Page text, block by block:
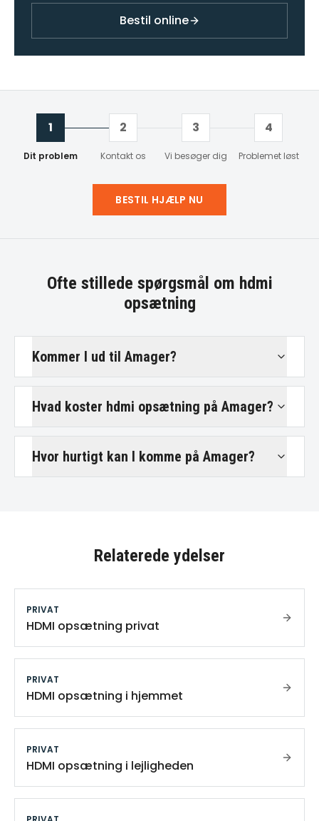
Bestil online
1
Dit problem
2
Kontakt os
3
Vi besøger dig
4
Problemet løst
BESTIL HJÆLP NU
Ofte stillede spørgsmål om hdmi
opsætning
Kommer I ud til Amager?
Hvad koster hdmi opsætning på Amager?
Hvor hurtigt kan I komme på Amager?
Relaterede ydelser
PRIVAT
HDMI opsætning privat
PRIVAT
HDMI opsætning i hjemmet
PRIVAT
HDMI opsætning i lejligheden